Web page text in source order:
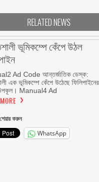
RELATED NEWS
ভূমিকম্পে কেঁপে উঠল
Ad Code আন্তর্জাতিক ডেস্ক:
এক ভূমিকম্পে কেঁপে উঠেছে ফিলিপাইনের
উপকূল। Manual4 Ad
করুন
WhatsApp